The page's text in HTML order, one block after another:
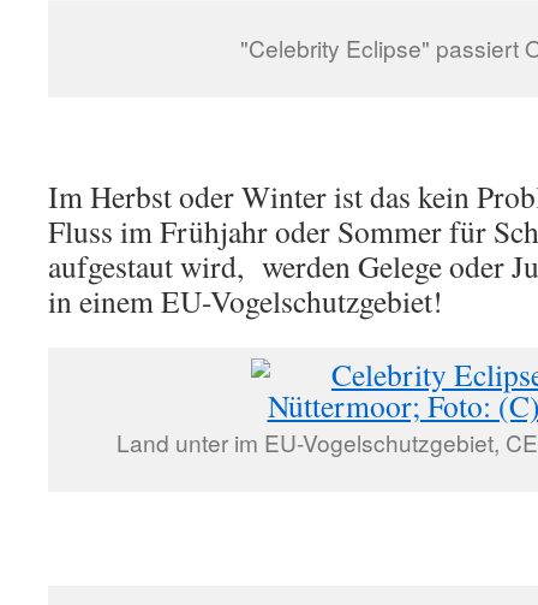
"Celebrity Eclipse" passiert
Im Herbst oder Winter ist das kein
Fluss im Frühjahr oder Sommer für
aufgestaut wird, werden Gelege oder
in einem EU-Vogelschutzgebiet!
Land unter im EU-Vogelschutzgebiet,